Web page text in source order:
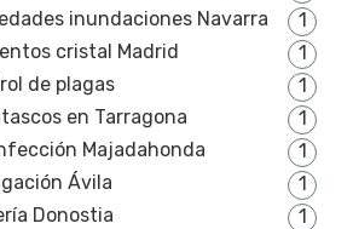
inundaciones Navarra
1
cristal Madrid
1
de plagas
1
en Tarragona
1
Majadahonda
1
Ávila
1
Donostia
1